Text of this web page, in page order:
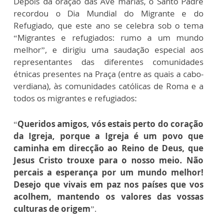
recordou o Dia Mundial do Migrante e do
Refugiado, que este ano se celebra sob o tema
“Migrantes e refugiados: rumo a um mundo
melhor”, e dirigiu uma saudação especial aos
representantes das diferentes comunidades
étnicas presentes na Praça (entre as quais a cabo-
verdiana), às comunidades católicas de Roma e a
todos os migrantes e refugiados:
“Queridos amigos, vós estais perto do coração
da Igreja, porque a Igreja é um povo que
caminha em direcção ao Reino de Deus, que
Jesus Cristo trouxe para o nosso meio. Não
percais a esperança por um mundo melhor!
Desejo que vivais em paz nos países que vos
acolhem, mantendo os valores das vossas
culturas de origem”.